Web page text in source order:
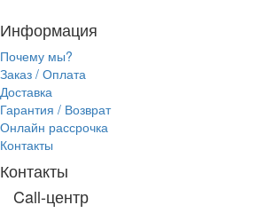
Информация
Почему мы?
Заказ / Оплата
Доставка
Гарантия / Возврат
Онлайн рассрочка
Контакты
Контакты
Call-центр